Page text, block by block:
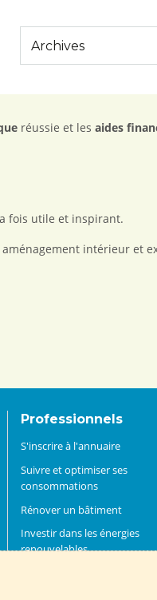
réussie et les aides
fois utile et inspirant.
intérieur et
Professionnels
S'inscrire à l'annuaire
Suivre et optimiser ses
consommations
Rénover un bâtiment
Investir dans les énergies
renouvelables